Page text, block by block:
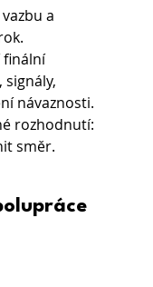
a
finální
návaznosti.
rozhodnutí:
směr.